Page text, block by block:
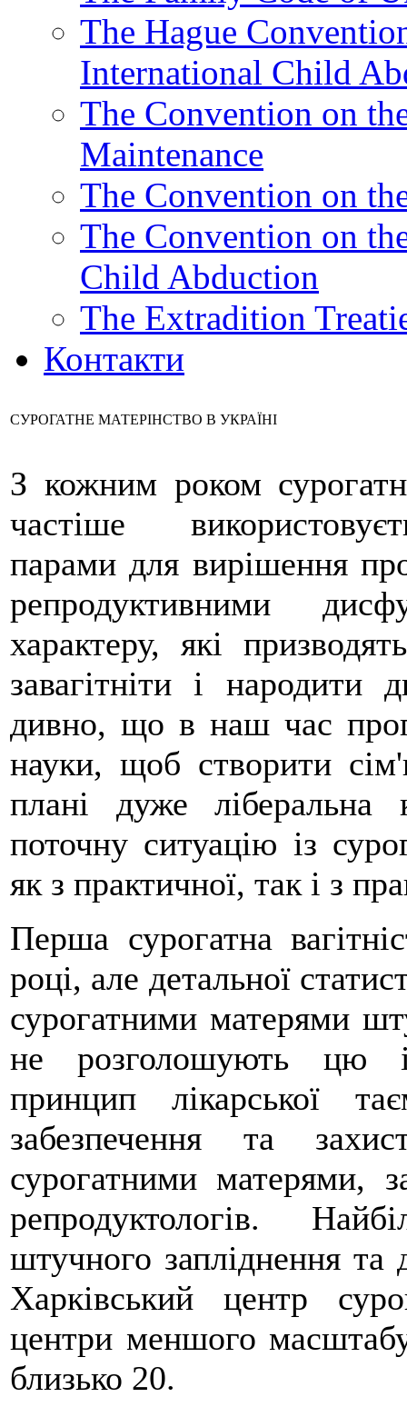
The Hague
International Child
The Convention on
Maintenance
The Convention on
The Convention on
Child Abduction
The Extradition
Контакти
СУРОГАТНЕ МАТЕРІНСТВО В УКРАЇНІ
З кожним роком
частіше
парами для вирішення
репродуктивними
характеру, які
завагітніти і
дивно, що в наш час
науки, щоб створити
плані дуже
поточну ситуацію із
як з практичної, так і з
Перша сурогатна
році, але детальної
сурогатними матерями
не розголошують цю
принцип лікарської
забезпечення та
сурогатними матерями,
репродуктологів.
штучного запліднення та
Харківський центр
центри меншого
близько 20.